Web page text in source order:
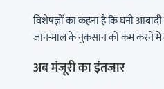
विशेषज्ञों का कहना है कि घनी
जान-माल के नुकसान को कम करने में
अब मंजूरी का इंतजार